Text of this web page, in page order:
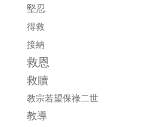
堅忍
得救
接納
救恩
救贖
教宗若望保祿二世
教導